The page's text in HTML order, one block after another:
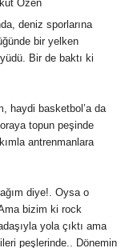
deniz sporlarına
bir yelken
Bir de baktı ki
haydi basketbol’a da
topun peşinde
antrenmanlara
diye!. Oysa o
bizim ki rock
yola çıktı ama
peşlerinde.. Dönemin